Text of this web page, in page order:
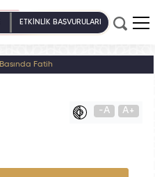
ETKİNLİK BAŞVURULARI
Basında Fatih
-A A+